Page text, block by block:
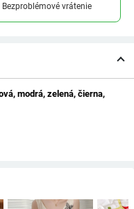
Bezproblémové vrátenie
modrá, zelená, čierna,